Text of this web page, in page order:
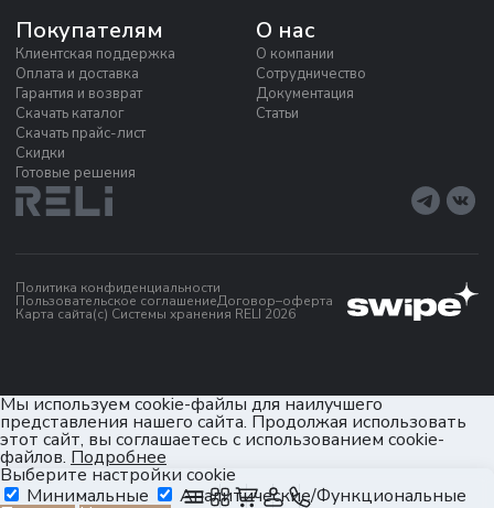
Покупателям
Клиентская поддержка
Оплата и доставка
Гарантия и возврат
Скачать каталог
Скачать прайс-лист
Скидки
Готовые решения
О нас
О компании
Сотрудничество
Документация
Статьи
Политика конфиденциальности
Пользовательское соглашениеДоговор–оферта
Карта сайта(c) Системы хранения RELI 2026
Мы используем cookie-файлы для наилучшего
представления нашего сайта. Продолжая использовать
этот сайт, вы соглашаетесь с использованием cookie-
файлов. Подробнее
Выберите настройки cookie
Минимальные
Аналитические/Функциональные